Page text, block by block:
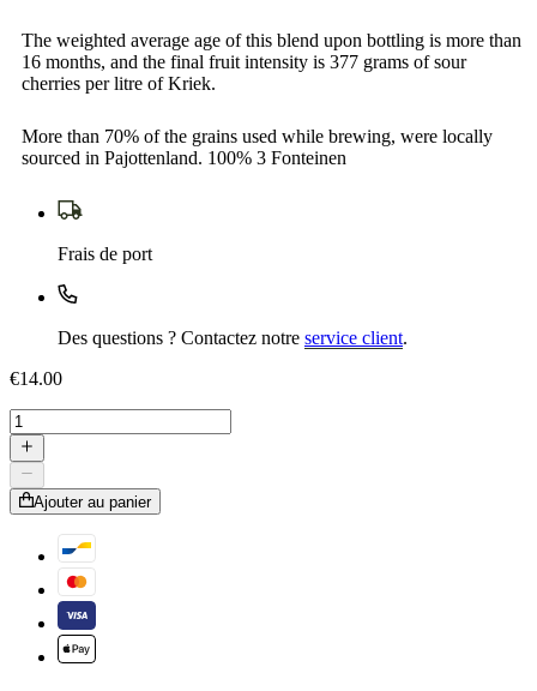
The weighted average age of this blend upon bottling is more than
16 months, and the final fruit intensity is 377 grams of sour
cherries per litre of Kriek.
More than 70% of the grains used while brewing, were locally
sourced in Pajottenland. 100% 3 Fonteinen
Frais de port
Des questions ? Contactez notre service client.
€14.00
Ajouter au panier